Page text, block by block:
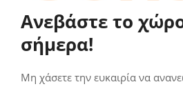
Ανεβάστε το
σήμερα!
Μη χάσετε την ευκαιρία να